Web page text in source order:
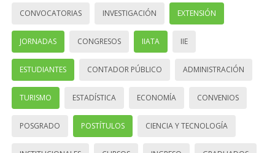
CONVOCATORIAS INVESTIGACIÓN EXTENSIÓN
JORNADAS CONGRESOS IIATA IIE
ESTUDIANTES CONTADOR PÚBLICO ADMINISTRACIÓN
TURISMO ESTADÍSTICA ECONOMÍA CONVENIOS
POSGRADO POSTÍTULOS CIENCIA Y TECNOLOGÍA